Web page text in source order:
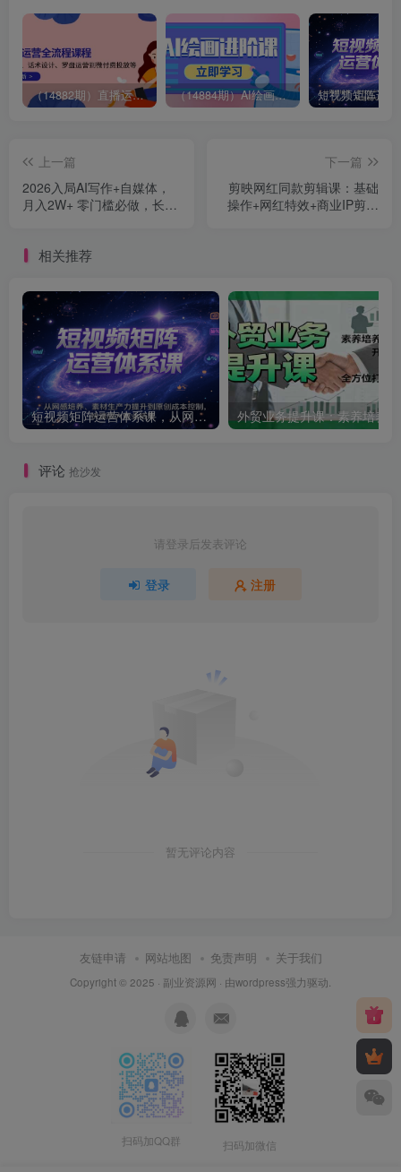
（14882期）直播运营全流程课程-5月更新：从起号、话术设计、罗盘运营到微付费投放等 （14884期）AI绘画进阶课，涵盖电商摄影等多领域，PS操作与AI工具使用全面教学
上一篇
2026入局AI写作+自媒体，
月入2W+ 零门槛必做，长期
下一篇
剪映网红同款剪辑课：基础
操作+网红特效+商业IP剪辑
相关推荐
短视频矩阵运营体系课，从网感培养、素材生产力提升到原创成本控制，快速放大商业结果
评论 抢沙发
请登录后发表评论
登录 注册
暂无评论内容
友链申请 网站地图 免责声明 关于我们
Copyright © 2025 · 副业资源网 · 由wordpress强力驱动.
扫码加QQ群 扫码加微信